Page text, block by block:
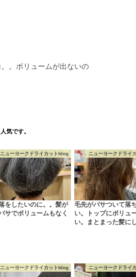
。ボリュームが出ないの
気です。
ニューヨークドライカットblog
をしたいのに。。髪が
サでボリュームもなく
ニューヨークドライ
毛先がパサついて落
い。トップにボリュ
い。まとまった髪に
ニューヨークドライカットblog ニューヨークドライ